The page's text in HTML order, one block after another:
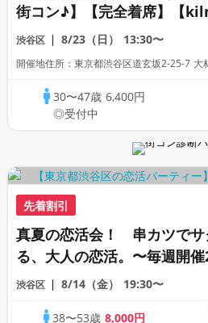
街コン♪】【完全着席】【
ス・飲み放題】【全員プレゼ
りクラフトビール】【上場企
り】
渋谷区 8/23（日） 13:30〜
開催地住
30〜47歳 6,400円
◎受付中
先着割引
真夏の恋活会！ 串カツでサ
る、大人の恋活。〜毎週開
ベント〜
渋谷区 8/14（金） 19:30〜
38〜53歳8,000円